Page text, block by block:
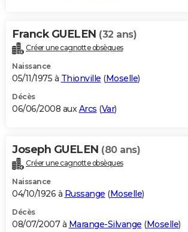
Franck GUELEN (32 ans)
Créer une cagnotte obsèques
Naissance
05/11/1975 à Thionville (Moselle)
Décès
06/06/2008 auxArcs (Var)
Joseph GUELEN (80 ans)
Créer une cagnotte obsèques
Naissance
04/10/1926 à Russange (Moselle)
Décès
08/07/2007 à Marange-Silvange (Moselle)